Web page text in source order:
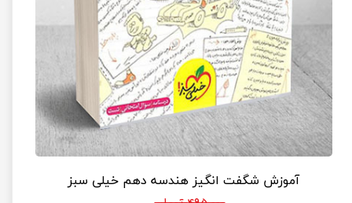
آموزش شگفت انگیز هندسه دهم خیلی سبز